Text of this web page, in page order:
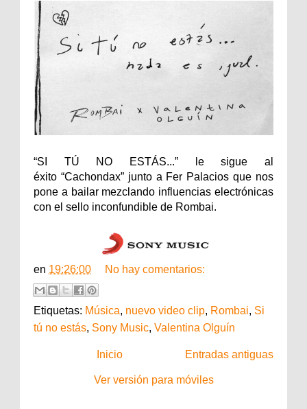
“SI TÚ NO ESTÁS...” le sigue al
éxito “Cachondax” junto a Fer Palacios que nos
pone a bailar mezclando influencias electrónicas
con el sello inconfundible de Rombai.
en 19:26:00 No hay comentarios:
Etiquetas: Música, nuevo video clip, Rombai, Si
tú no estás, Sony Music, Valentina Olguín
Entradas antiguas
Inicio
Ver versión para móviles